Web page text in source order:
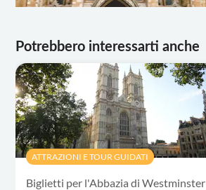
Potrebbero interessarti anche
ATTRAZIONI E TOUR GUIDATI
Biglietti per l'Abbazia di Westminster